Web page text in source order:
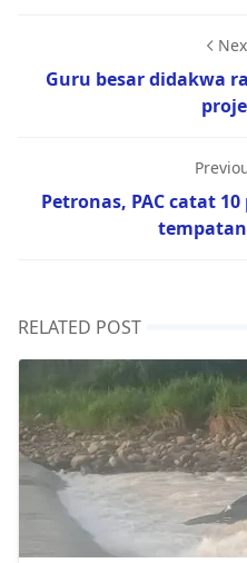
Guru besar didakwa
Petronas, PAC catat
tempatan
RELATED POST